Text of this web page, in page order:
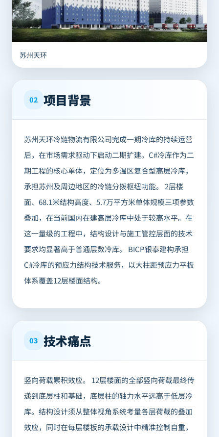
苏州天环
02 项目背景
苏州天环冷链物流有限公司完成一期冷库的持续运营
后，在市场需求驱动下启动二期扩建。C#冷库作为二
期工程的核心单体，定位为多温区复合型高层冷库，
承担苏州及周边地区的冷链分拨枢纽功能。 2层楼
面、68.1米结构高度、5.7万平方米单体规模三项参数
叠加，在当前国内在建高层冷库中处于较高水平。在
这一量级的工程中，结构设计与施工管控层面的技术
要求均显著高于普通层数冷库。 BICP银泰建构承担
C#冷库的预应力结构技术服务，以大柱距预应力平板
体系覆盖12层楼面结构。
03 技术痛点
竖向荷载累积效应。 12层楼面的全部竖向荷载最终传
递到底层柱和基础，底层柱的轴力水平远高于低层冷
库。结构设计须从整体视角系统考量各层荷载的叠加
效应，同时在每层楼板的承载设计中精准控制自重，